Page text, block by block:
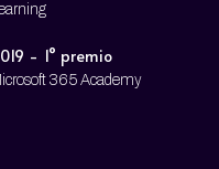
- 1° premio
365 Academy